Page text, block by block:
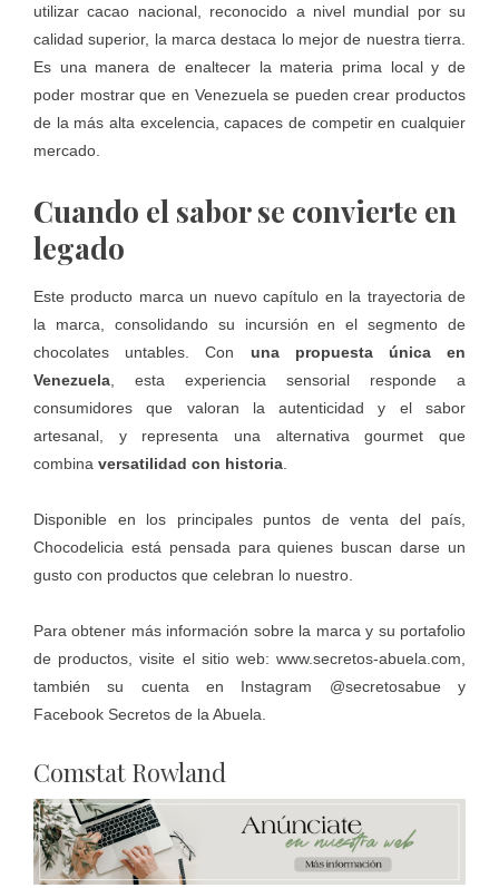
utilizar cacao nacional, reconocido a nivel mundial por su
calidad superior, la marca destaca lo mejor de nuestra tierra.
Es una manera de enaltecer la materia prima local y de
poder mostrar que en Venezuela se pueden crear productos
de la más alta excelencia, capaces de competir en cualquier
mercado.
Cuando el sabor se convierte en
legado
Este producto marca un nuevo capítulo en la trayectoria de
la marca, consolidando su incursión en el segmento de
chocolates untables. Con una propuesta única en
Venezuela , esta experiencia sensorial responde a
consumidores que valoran la autenticidad y el sabor
artesanal, y representa una alternativa gourmet que
combina versatilidad con historia
Disponible en los principales puntos de venta del país,
Chocodelicia está pensada para quienes buscan darse un
gusto con productos que celebran lo nuestro.
Para obtener más información sobre la marca y su portafolio
de productos, visite el sitio web: www.secretos-abuela.com
también su cuenta en Instagram @secretosabue y
Facebook Secretos de la Abuela
Comstat Rowland